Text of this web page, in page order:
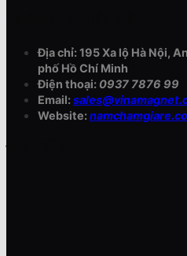
Địa chỉ: 195 Xa lộ Hà Nội,
phố Hồ Chí Minh
Điện thoại: 0937 7876 99
Email:
Website: